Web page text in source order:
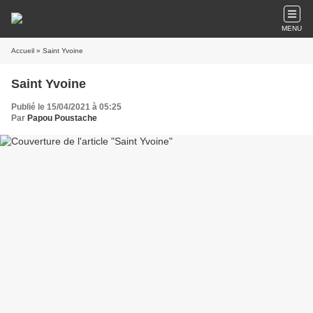
MENU
Accueil » Saint Yvoine
Saint Yvoine
Publié le 15/04/2021 à 05:25
Par Papou Poustache